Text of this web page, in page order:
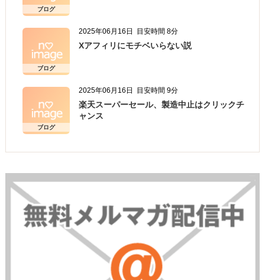
ブログ
ブログ
2025年06月16日 目安時間 8分
Xアフィリにモチベいらない説
ブログ
2025年06月16日 目安時間 9分
楽天スーパーセール、製造中止はクリックチ
ャンス